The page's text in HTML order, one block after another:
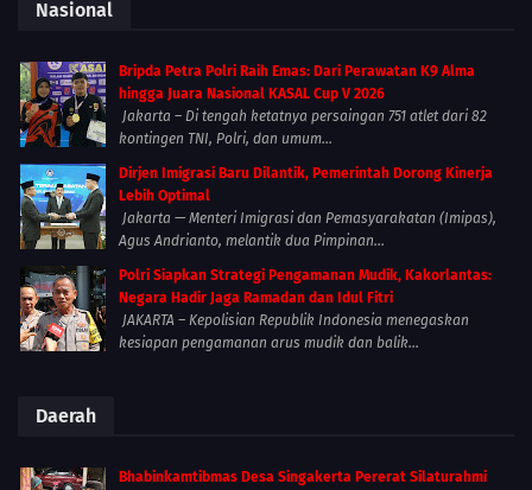
Nasional
Bripda Petra Polri Raih Emas: Dari Perawatan K9 Alma
hingga Juara Nasional KASAL Cup V 2026
Jakarta – Di tengah ketatnya persaingan 751 atlet dari 82
kontingen TNI, Polri, dan umum...
Dirjen Imigrasi Baru Dilantik, Pemerintah Dorong Kinerja
Lebih Optimal
Jakarta — Menteri Imigrasi dan Pemasyarakatan (Imipas),
Agus Andrianto, melantik dua Pimpinan...
Polri Siapkan Strategi Pengamanan Mudik, Kakorlantas:
Negara Hadir Jaga Ramadan dan Idul Fitri
JAKARTA – Kepolisian Republik Indonesia menegaskan
kesiapan pengamanan arus mudik dan balik...
Daerah
Bhabinkamtibmas Desa Singakerta Pererat Silaturahmi